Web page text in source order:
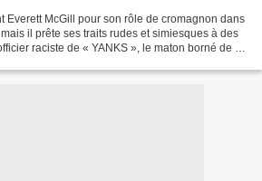
Everett McGill pour son rôle de cromagnon dans
il prête ses traits rudes et simiesques à des
raciste de « YANKS », le maton borné de «